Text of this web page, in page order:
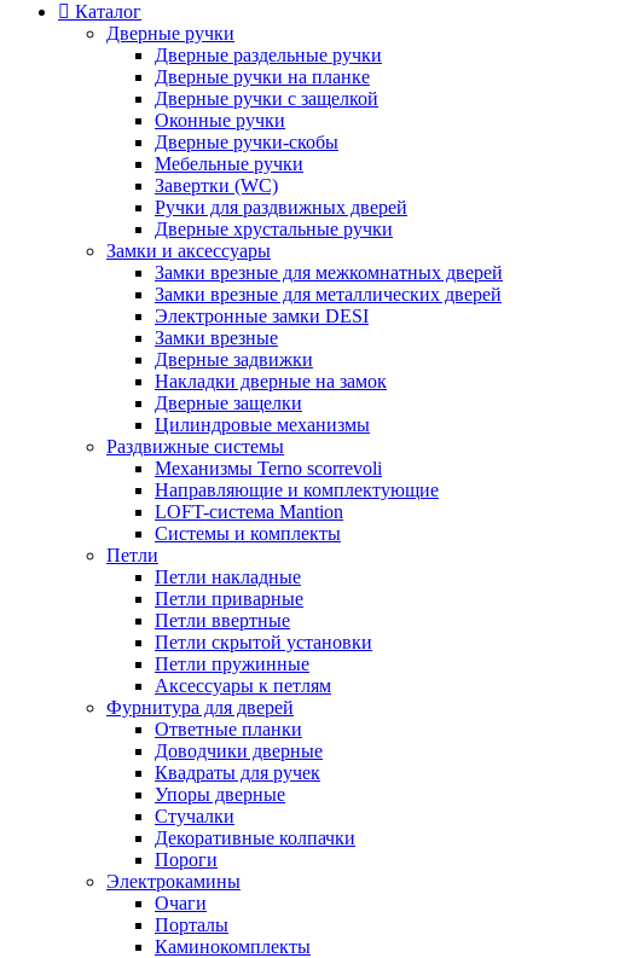
Каталог
Дверные ручки
Дверные раздельные ручки
Дверные ручки на планке
Дверные ручки с защелкой
Оконные ручки
Дверные ручки-скобы
Мебельные ручки
Завертки (WC)
Ручки для раздвижных дверей
Дверные хрустальные ручки
Замки и аксессуары
Замки врезные для межкомнатных дверей
Замки врезные для металлических дверей
Электронные замки DESI
Замки врезные
Дверные задвижки
Накладки дверные на замок
Дверные защелки
Цилиндровые механизмы
Раздвижные системы
Механизмы Terno scorrevoli
Направляющие и комплектующие
LOFT-cистема Mantion
Системы и комплекты
Петли
Петли накладные
Петли приварные
Петли ввертные
Петли скрытой установки
Петли пружинные
Аксессуары к петлям
Фурнитура для дверей
Ответные планки
Доводчики дверные
Квадраты для ручек
Упоры дверные
Стучалки
Декоративные колпачки
Пороги
Электрокамины
Очаги
Порталы
Каминокомплекты